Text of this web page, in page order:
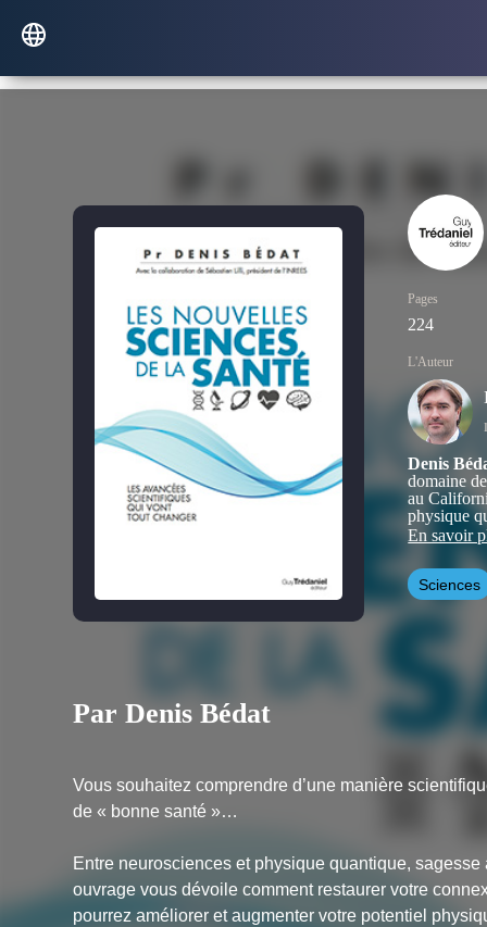
Pages
224
L'Auteur
Denis
domaine
au
physique
Au cours
éminents
Dr Cleve
Il est
en neuro-
des
cérébral,
résolution
travail sont
endroit
En savoir
Sciences
Par Denis Bédat
Vous souhaitez comprendre d’une manière
de « bonne santé »…
Entre neurosciences et physique quantique,
ouvrage vous dévoile comment restaurer votre
pourrez améliorer et augmenter votre potentiel